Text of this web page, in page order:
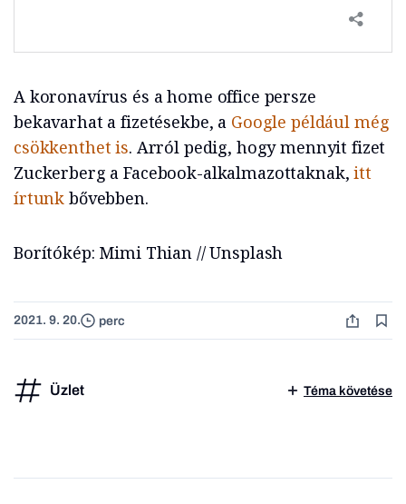
A koronavírus és a home office persze
bekavarhat a fizetésekbe, a Google például még
csökkenthet is. Arról pedig, hogy mennyit fizet
Zuckerberg a Facebook-alkalmazottaknak, itt
írtunk bővebben.
Borítókép: Mimi Thian // Unsplash
2021. 9. 20. perc
Üzlet Téma követése